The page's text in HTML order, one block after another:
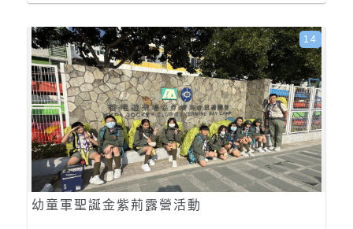
幼童軍聖誕金紫荊露營活動
14